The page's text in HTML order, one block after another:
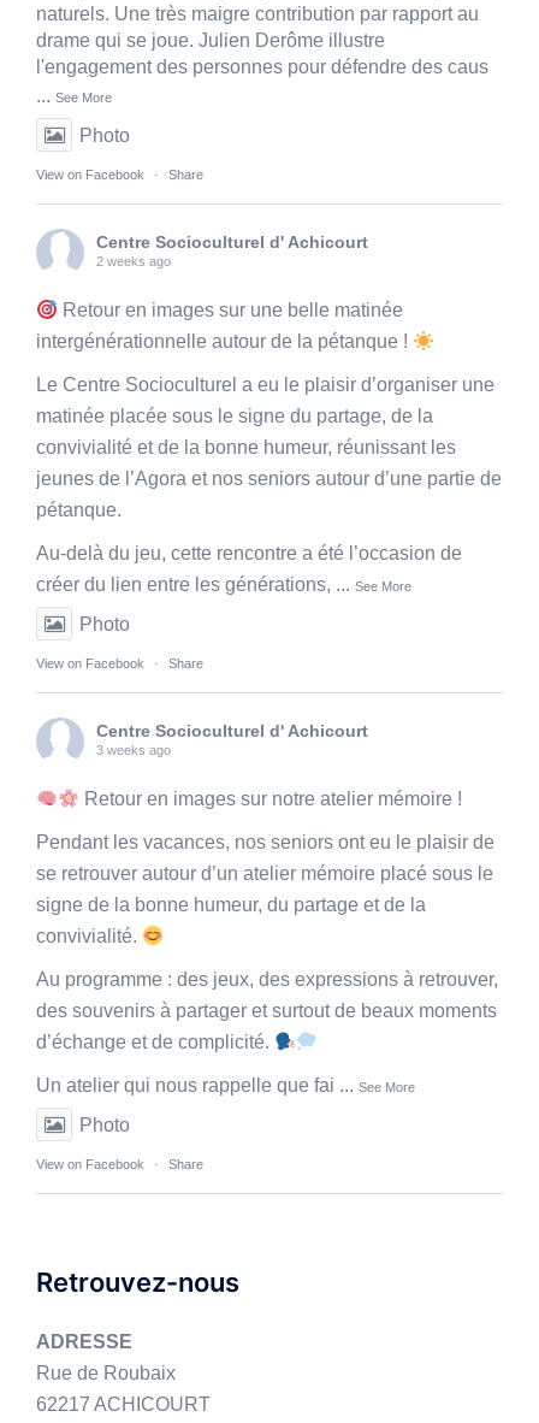
naturels. Une très maigre contribution par rapport au
drame qui se joue. Julien Derôme illustre
l'engagement des personnes pour défendre des caus
... See More
Photo
View on Facebook · Share
Centre Socioculturel d' Achicourt
2 weeks ago
Retour en images sur une belle matinée
intergénérationnelle autour de la pétanque !
Le Centre Socioculturel a eu le plaisir d’organiser une
matinée placée sous le signe du partage, de la
convivialité et de la bonne humeur, réunissant les
jeunes de l’Agora et nos seniors autour d’une partie de
pétanque.
Au-delà du jeu, cette rencontre a été l’occasion de
créer du lien entre les générations, ... See More
Photo
View on Facebook · Share
Centre Socioculturel d' Achicourt
3 weeks ago
Retour en images sur notre atelier mémoire !
Pendant les vacances, nos seniors ont eu le plaisir de
se retrouver autour d’un atelier mémoire placé sous le
signe de la bonne humeur, du partage et de la
convivialité.
Au programme : des jeux, des expressions à retrouver,
des souvenirs à partager et surtout de beaux moments
d’échange et de complicité.
Un atelier qui nous rappelle que fai ... See More
Photo
View on Facebook · Share
Retrouvez-nous
ADRESSE
Rue de Roubaix
62217 ACHICOURT